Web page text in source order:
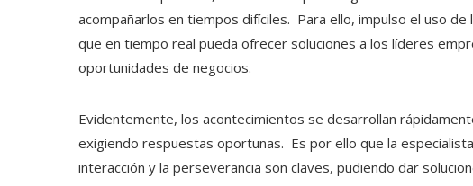
acompañarlos en tiempos difíciles. Para ello, impulso el uso de
que en tiempo real pueda ofrecer soluciones a los líderes
oportunidades de negocios.
Evidentemente, los acontecimientos se desarrollan
exigiendo respuestas oportunas. Es por ello que la
interacción y la perseverancia son claves, pudiendo dar